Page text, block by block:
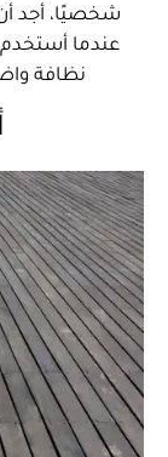
شخصيًا، أجد
عندما
نظافة